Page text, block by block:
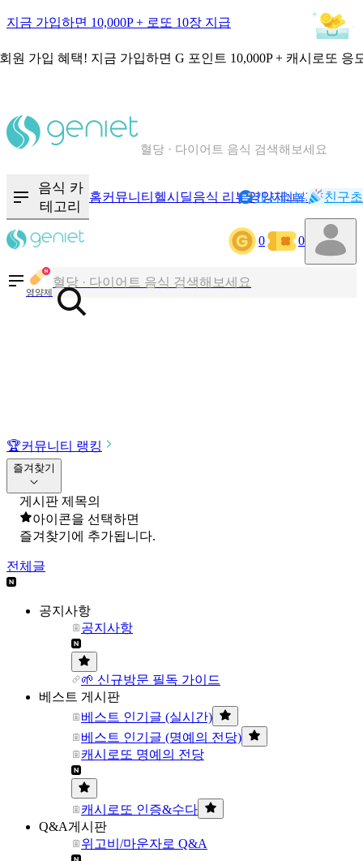
지금 가입하면 10,000P + 로또 10장 지급
원 가입 혜택! 지금 가입하면 G 포인트 10,000P + 캐시로또 응
음식 · 영양제 리뷰를 찾아보세요
음식 카
테고리
홈커뮤니티 헬시딜음식 리뷰영양제NEW기록
캐시리뷰 친구
0 0
영양제
칼로리와 영양성분을 검색해보세요
혈당 · 다이어트 음식 검색해보세요
음식 · 영양제 리뷰를 찾아보세요
🏆커뮤니티 랭킹
즐겨찾기
게시판 제목의
아이콘을 선택하면
즐겨찾기에 추가됩니다.
전체글
공지사항
공지사항
🌱 신규방문 필독 가이드
베스트 게시판
베스트 인기글 (실시간)
베스트 인기글 (명예의 전당)
캐시로또 명예의 전당
캐시로또 인증&수다
Q&A게시판
위고비/마운자로 Q&A